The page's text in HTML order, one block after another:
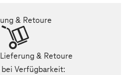
& Retoure
& Retoure
Verfügbarkeit: